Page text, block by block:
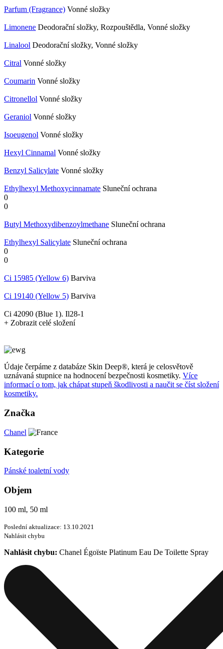
Parfum (Fragrance) Vonné složky
Limonene Deodorační složky, Rozpouštědla, Vonné složky
Linalool Deodorační složky, Vonné složky
Citral Vonné složky
Coumarin Vonné složky
Citronellol Vonné složky
Geraniol Vonné složky
Isoeugenol Vonné složky
Hexyl Cinnamal Vonné složky
Benzyl Salicylate Vonné složky
Ethylhexyl Methoxycinnamate Sluneční ochrana
0
0
Butyl Methoxydibenzoylmethane Sluneční ochrana
Ethylhexyl Salicylate Sluneční ochrana
0
0
Ci 15985 (Yellow 6) Barviva
Ci 19140 (Yellow 5) Barviva
Ci 42090 (Blue 1). Il28-1
+ Zobrazit celé složení
Údaje čerpáme z databáze Skin Deep®, která je celosvětově
uznávaná stupnice na hodnocení bezpečnosti kosmetiky. Více
informací o tom, jak chápat stupeň škodlivosti a naučit se číst složení
kosmetiky.
Značka
Chanel
Kategorie
Pánské toaletní vody
Objem
100 ml, 50 ml
Poslední aktualizace: 13.10.2021
Nahlásit chybu
Nahlásit chybu: Chanel Égoïste Platinum Eau De Toilette Spray